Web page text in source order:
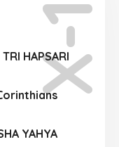
HAPSARI
YAHYA